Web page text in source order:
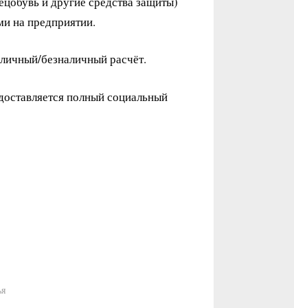
на предприятии.
безналичный расчёт.
полный социальный